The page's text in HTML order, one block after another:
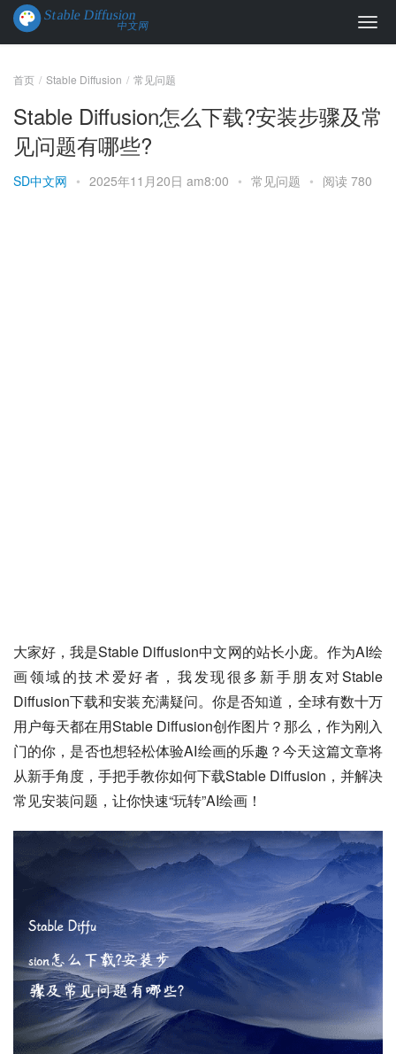
首页 Stable Diffusion 常见问题
Stable Diffusion怎么下载?安装步骤及常
见问题有哪些?
SD中文网 • 2025年11月20日 am8:00 • 常见问题 • 阅读 780
大家好，我是Stable Diffusion中文网的站长小庞。作为AI绘
画领域的技术爱好者，我发现很多新手朋友对Stable
Diffusion下载和安装充满疑问。你是否知道，全球有数十万
用户每天都在用Stable Diffusion创作图片？那么，作为刚入
门的你，是否也想轻松体验AI绘画的乐趣？今天这篇文章将
从新手角度，手把手教你如何下载Stable Diffusion，并解决
常见安装问题，让你快速“玩转”AI绘画！